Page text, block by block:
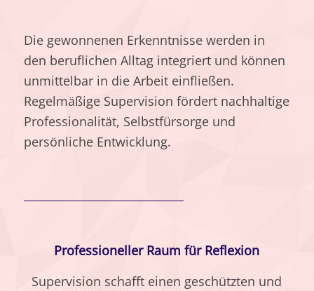
Die gewonnenen Erkenntnisse werden in
den beruflichen Alltag integriert und können
unmittelbar in die Arbeit einfließen.
Regelmäßige Supervision fördert nachhaltige
Professionalität, Selbstfürsorge und
persönliche Entwicklung.
Professioneller Raum für Reflexion
Supervision schafft einen geschützten und